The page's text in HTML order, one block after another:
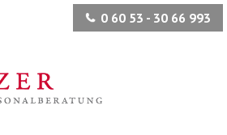
0 60 53 - 30 66 993